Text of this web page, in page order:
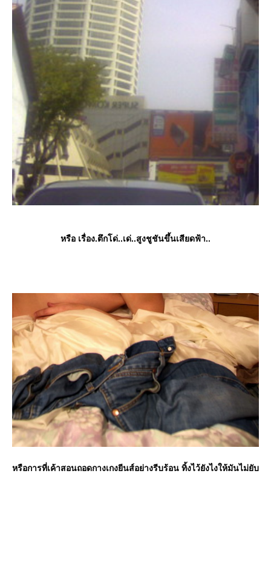
หรือ เรื่อง.ตึกโด่..เด่..สูงชูชันขึ้นเสียดฟ้า..
หรือการที่เค้าสอนถอดกางเกงยีนส์อย่างรีบร้อน ทิ้งไว้ยังไงให้มันไม่ยับ